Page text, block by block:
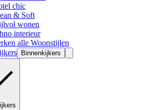
chic
& Soft
wonen
interieur
alle Woonstijlen
Binnenkijkers